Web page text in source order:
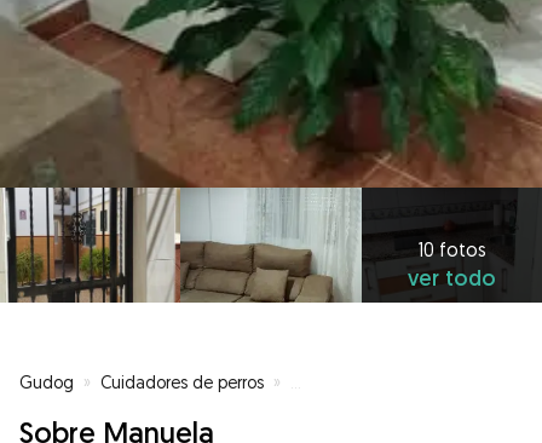
10 fotos
ver todo
Gudog » Cuidadores de perros »
Sobre Manuela